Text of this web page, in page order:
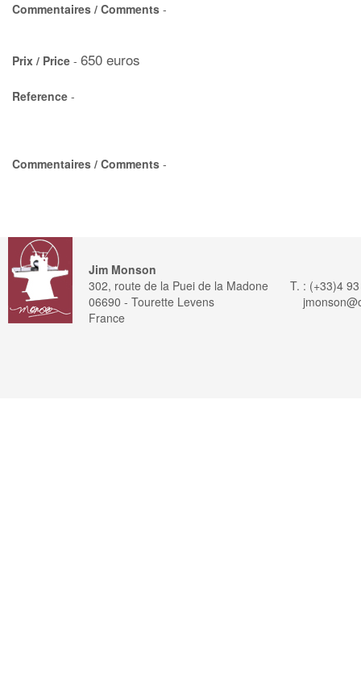
Commentaires / Comments -
Prix / Price - 650 euros
Reference -
Commentaires / Comments -
Jim Monson
302, route de la Puei de la Madone
06690 - Tourette Levens
France
T. : (+33)4